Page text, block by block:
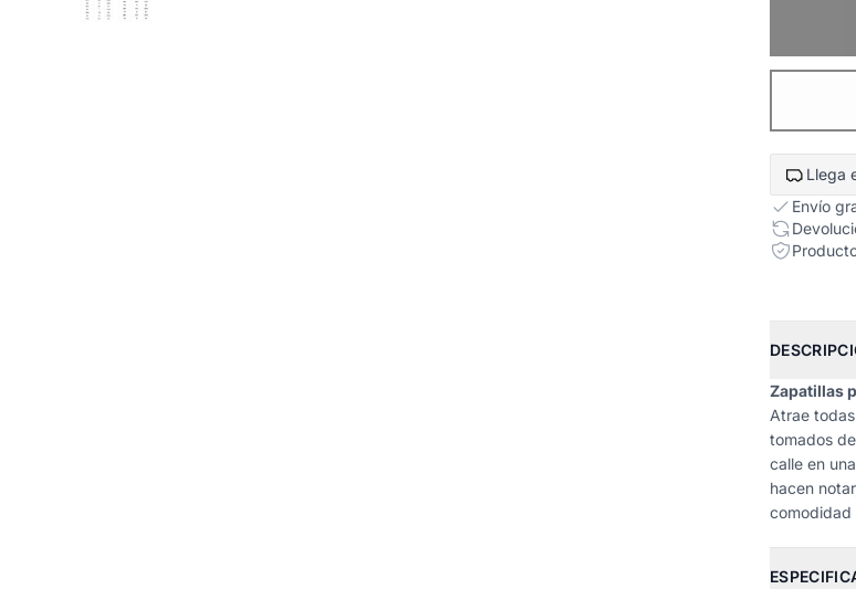
Llega
Envío
Zapatillas
Atrae
tomados
calle en
hacen
comodidad